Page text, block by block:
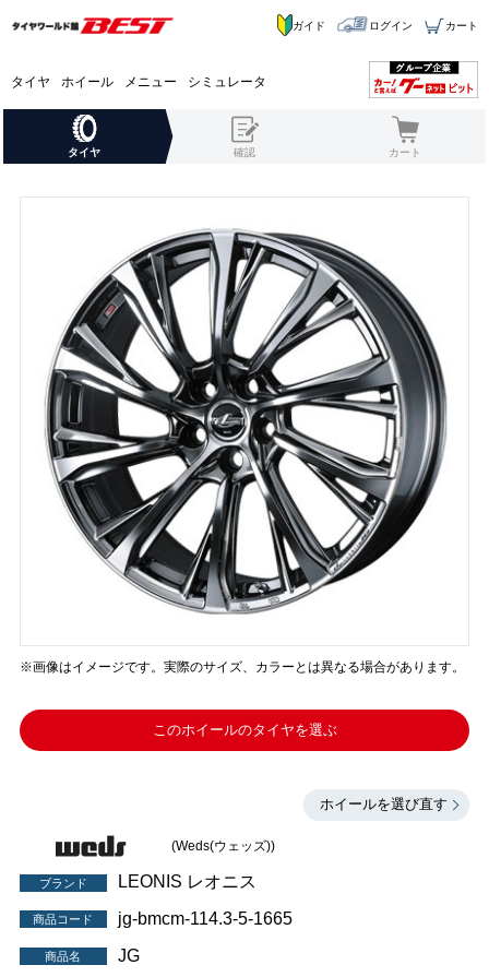
タイヤ ホイール メニュー シミュレータ
ガイド ログイン カート
タイヤ 確認 カート
※画像はイメージです。実際のサイズ、カラーとは異なる場合があります。
このホイールのタイヤを選ぶ
ホイールを選び直す
(Weds(ウェッズ))
ブランド LEONIS レオニス
商品コード jg-bmcm-114.3-5-1665
商品名 JG